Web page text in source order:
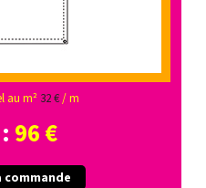
au m² 32 €/ m
96 €